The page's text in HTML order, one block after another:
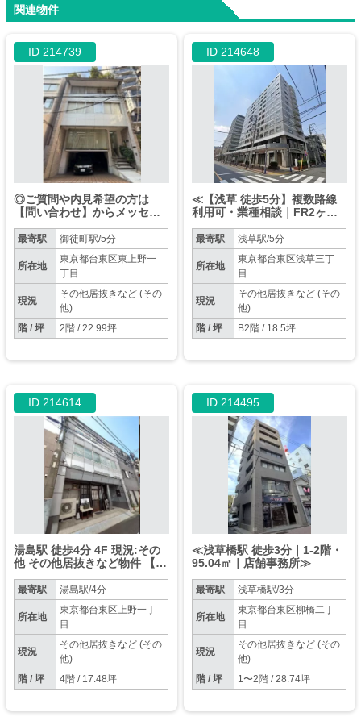
関連物件
ID 214739
◎ご質問や内見希望の方は
【問い合わせ】からメッセー
話はお控えください。
最寄駅 御徒町駅/5分
所在地
東京都台東区東上野一
丁目
現況
その他居抜きなど (その
他)
階 / 坪
2階 / 22.99坪
ID 214648
≪【浅草 徒歩5分】複数路線
利用可・業種相談｜FR2ヶ月
最寄駅 浅草駅/5分
所在地
東京都台東区浅草三丁
目
現況
その他居抜きなど (その
他)
階 / 坪
B2階 / 18.5坪
ID 214614
湯島駅 徒歩4分 4F 現況:その
他 その他居抜きなど物件 【飲
最寄駅 湯島駅/4分
所在地
東京都台東区上野一丁
目
現況
その他居抜きなど (その
他)
階 / 坪
4階 / 17.48坪
ID 214495
≪浅草橋駅 徒歩3分｜1-2階・
95.04㎡｜店舗事務所≫
最寄駅 浅草橋駅/3分
所在地
東京都台東区柳橋二丁
目
現況
その他居抜きなど (その
他)
階 / 坪
1〜2階 / 28.74坪